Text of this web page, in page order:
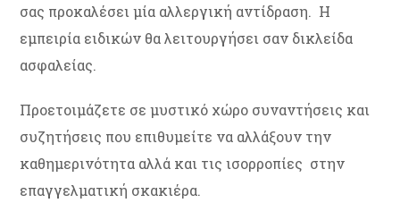
σας προκαλέσει μία αλλεργική αντίδραση. Η
εμπειρία ειδικών θα λειτουργήσει σαν δικλείδα
ασφαλείας.
Προετοιμάζετε σε μυστικό χώρο συναντήσεις και
συζητήσεις που επιθυμείτε να αλλάξουν την
καθημερινότητα αλλά και τις ισορροπίες στην
επαγγελματική σκακιέρα.